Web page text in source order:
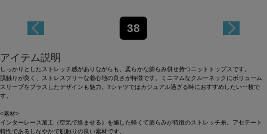
38
アイテム説明
しっかりとしたストレッチ感がありながらも、柔らかな膨らみ併せ持つニットトップスです。
肌触りが良く、ストレスフリーな着心地の良さが特徴です。ミニマムなクルーネックにボリューム
スリーブをプラスしたデザインも魅力。Tシャツではカジュアル過ぎる時におすすめしたい一枚で
す。
<素材>
インターレース加工（空気で絡ませる）を施した軽くて膨らみが特徴のストレッチ糸。アセテート
特性であるしなやかで肌触りの良い素材です。